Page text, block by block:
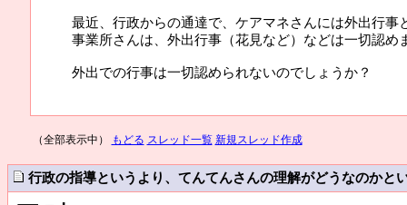
最近、行政からの通達で、ケアマネさんには外出行
事業所さんは、外出行事（花見など）などは一切認め
外出での行事は一切認められないのでしょうか？
（全部表示中） もどる スレッド一覧 新規スレッド作成
行政の指導というより、てんてんさんの理解がどうなのかと